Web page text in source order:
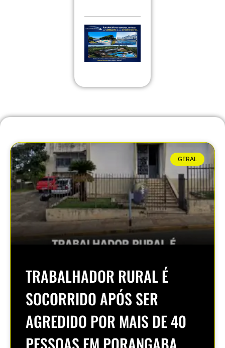
GERAL
TRABALHADOR RURAL É
SOCORRIDO APÓS SER
AGREDIDO POR MAIS DE 40